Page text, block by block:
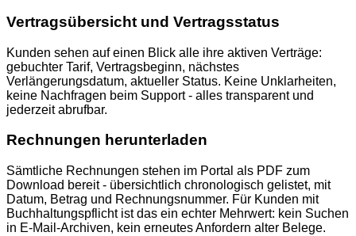
Vertragsübersicht und Vertragsstatus
Kunden sehen auf einen Blick alle ihre aktiven Verträge:
gebuchter Tarif, Vertragsbeginn, nächstes
Verlängerungsdatum, aktueller Status. Keine Unklarheiten,
keine Nachfragen beim Support - alles transparent und
jederzeit abrufbar.
Rechnungen herunterladen
Sämtliche Rechnungen stehen im Portal als PDF zum
Download bereit - übersichtlich chronologisch gelistet, mit
Datum, Betrag und Rechnungsnummer. Für Kunden mit
Buchhaltungspflicht ist das ein echter Mehrwert: kein Suchen
in E-Mail-Archiven, kein erneutes Anfordern alter Belege.